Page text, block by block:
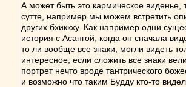
А может быть это кармическое виденье,
сутте, например мы можем встретить
других бхиккху. Как например одни
история с Асангой, когда он сначала
то ли вообще все знаки, могли видеть
интересное, если сложить все знаки
портрет нечто вроде тантрического
и возможно что таким Будду кто-то